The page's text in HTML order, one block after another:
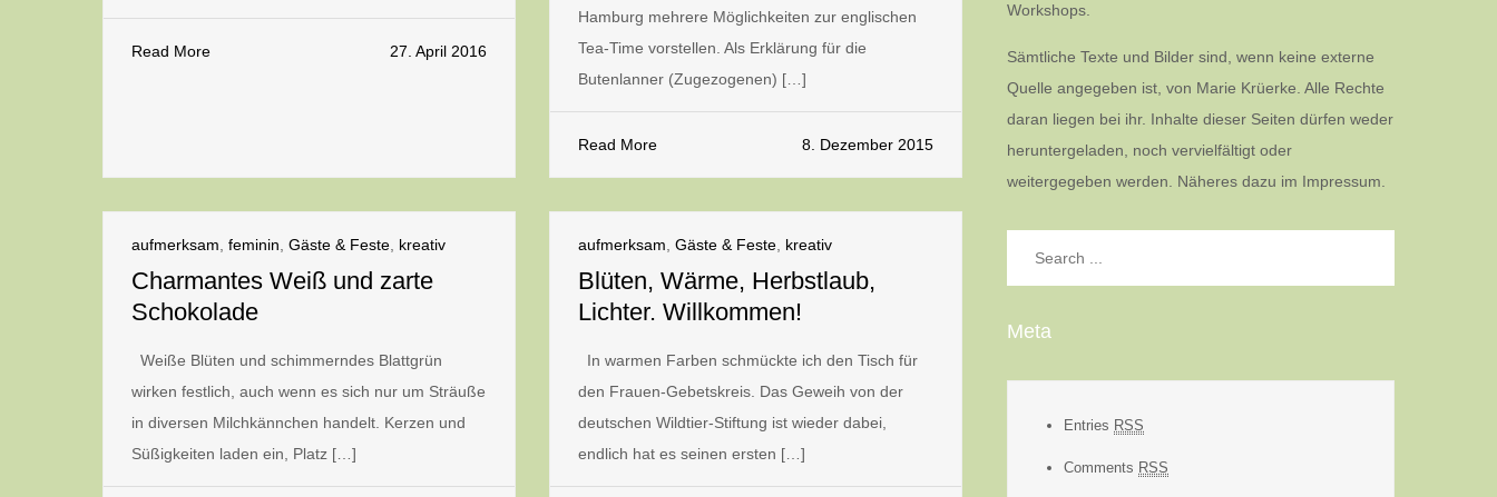
Read More 27. April 2016
Hamburg mehrere Möglichkeiten zur englischen
Tea-Time vorstellen. Als Erklärung für die
Butenlanner (Zugezogenen) […]
Read More 8. Dezember 2015
aufmerksam feminin Gäste & Feste kreativ
Charmantes Weiß und zarte
Schokolade
Weiße Blüten und schimmerndes Blattgrün
wirken festlich, auch wenn es sich nur um Sträuße
in diversen Milchkännchen handelt. Kerzen und
Süßigkeiten laden ein, Platz […]
aufmerksam Gäste & Feste kreativ
Blüten, Wärme, Herbstlaub,
Lichter. Willkommen!
In warmen Farben schmückte ich den Tisch für
den Frauen-Gebetskreis. Das Geweih von der
deutschen Wildtier-Stiftung ist wieder dabei,
endlich hat es seinen ersten […]
Workshops.
Sämtliche Texte und Bilder sind, wenn keine externe
Quelle angegeben ist, von Marie Krüerke. Alle Rechte
daran liegen bei ihr. Inhalte dieser Seiten dürfen weder
heruntergeladen, noch vervielfältigt oder
weitergegeben werden. Näheres dazu im Impressum.
Meta
Entries RSS
Comments RSS